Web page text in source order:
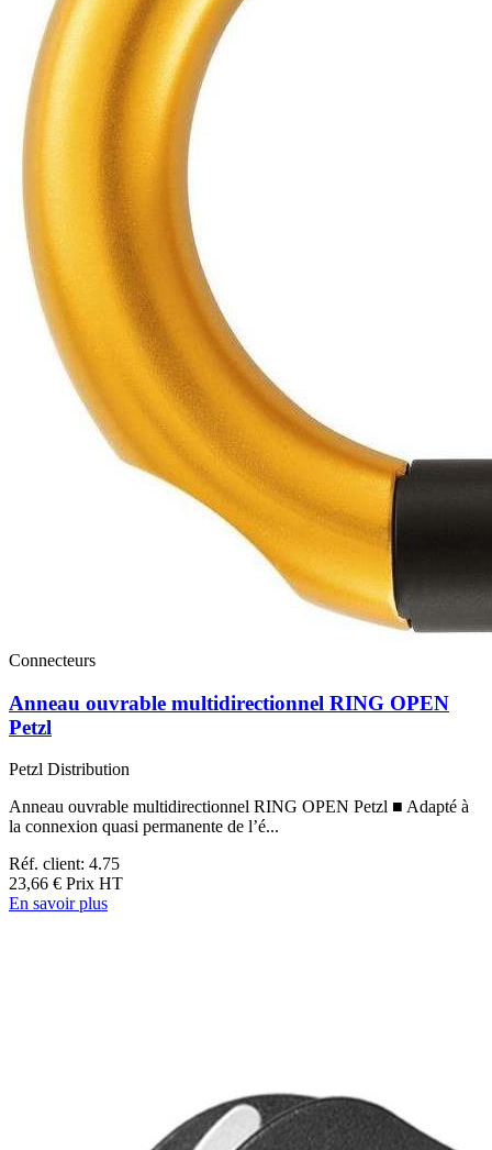
Connecteurs
Anneau ouvrable multidirectionnel RING OPEN
Petzl
Petzl Distribution
Anneau ouvrable multidirectionnel RING OPEN Petzl ■ Adapté à
la connexion quasi permanente de l’é...
Réf. client: 4.75
23,66 € Prix HT
En savoir plus